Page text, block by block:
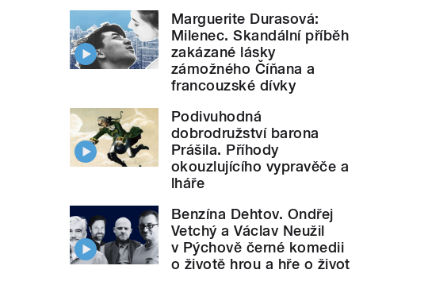
Marguerite Durasová:
Milenec. Skandální příběh
zakázané lásky
zámožného Číňana a
francouzské dívky
Podivuhodná
dobrodružství barona
Prášila. Příhody
okouzlujícího vypravěče a
lháře
Benzína Dehtov. Ondřej
Vetchý a Václav Neužil
v Pýchově černé komedii
o životě hrou a hře o život